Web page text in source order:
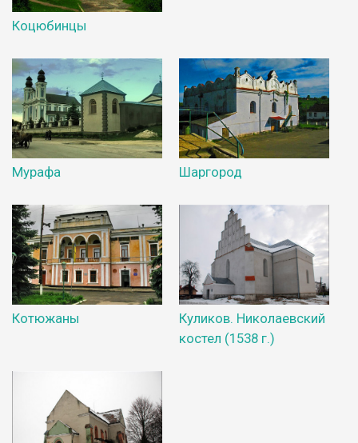
Коцюбинцы
Мурафа Шаргород
Котюжаны
Куликов. Николаевский
костел (1538 г.)